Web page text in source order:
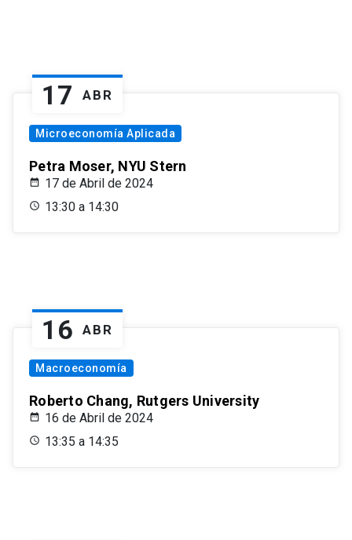
17 ABR
Microeconomía Aplicada
Petra Moser, NYU Stern
17 de Abril de 2024
13:30 a 14:30
16 ABR
Macroeconomía
Roberto Chang, Rutgers University
16 de Abril de 2024
13:35 a 14:35